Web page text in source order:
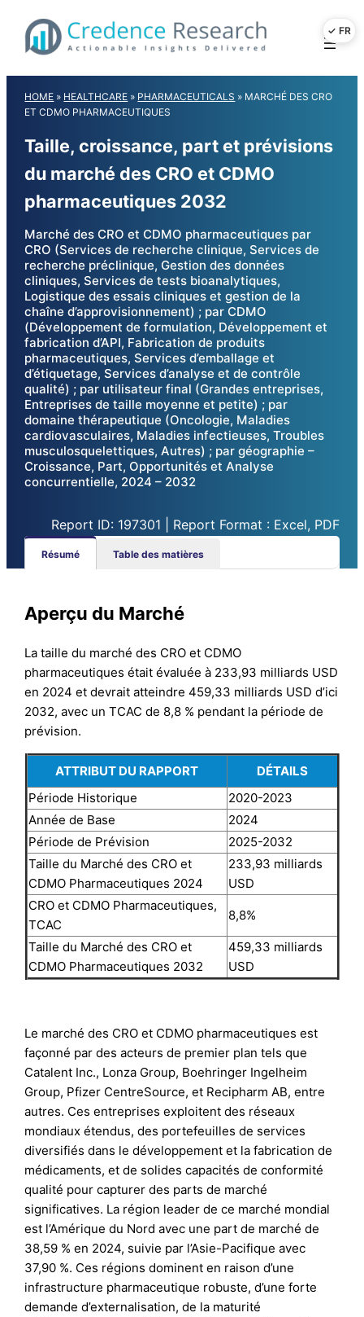
content
HOME » HEALTHCARE » PHARMACEUTICALS » MARCHÉ DES CRO
ET CDMO PHARMACEUTIQUES
Taille, croissance, part et prévisions
du marché des CRO et CDMO
pharmaceutiques 2032
Marché des CRO et CDMO pharmaceutiques par
CRO (Services de recherche clinique, Services de
recherche préclinique, Gestion des données
cliniques, Services de tests bioanalytiques,
Logistique des essais cliniques et gestion de la
chaîne d’approvisionnement) ; par CDMO
(Développement de formulation, Développement et
fabrication d’API, Fabrication de produits
pharmaceutiques, Services d’emballage et
d’étiquetage, Services d’analyse et de contrôle
qualité) ; par utilisateur final (Grandes entreprises,
Entreprises de taille moyenne et petite) ; par
domaine thérapeutique (Oncologie, Maladies
cardiovasculaires, Maladies infectieuses, Troubles
musculosquelettiques, Autres) ; par géographie –
Croissance, Part, Opportunités et Analyse
concurrentielle, 2024 – 2032
Report ID: 197301 | Report Format : Excel, PDF
Résumé Table des matières
Aperçu du Marché
La taille du marché des CRO et CDMO
pharmaceutiques était évaluée à 233,93 milliards USD
en 2024 et devrait atteindre 459,33 milliards USD d’ici
2032, avec un TCAC de 8,8 % pendant la période de
prévision.
ATTRIBUT DU RAPPORT
DÉTAILS
Période Historique
2020-2023
Année de Base
2024
Période de Prévision
2025-2032
Taille du Marché des CRO et
CDMO Pharmaceutiques 2024
233,93 milliards
USD
CRO et CDMO Pharmaceutiques,
TCAC
8,8%
Taille du Marché des CRO et
CDMO Pharmaceutiques 2032
459,33 milliards
USD
Le marché des CRO et CDMO pharmaceutiques est
façonné par des acteurs de premier plan tels que
Catalent Inc., Lonza Group, Boehringer Ingelheim
Group, Pfizer CentreSource, et Recipharm AB, entre
autres. Ces entreprises exploitent des réseaux
mondiaux étendus, des portefeuilles de services
diversifiés dans le développement et la fabrication de
médicaments, et de solides capacités de conformité
qualité pour capturer des parts de marché
significatives. La région leader de ce marché mondial
est l’Amérique du Nord avec une part de marché de
38,59 % en 2024, suivie par l’Asie-Pacifique avec
37,90 %. Ces régions dominent en raison d’une
infrastructure pharmaceutique robuste, d’une forte
demande d’externalisation, de la maturité